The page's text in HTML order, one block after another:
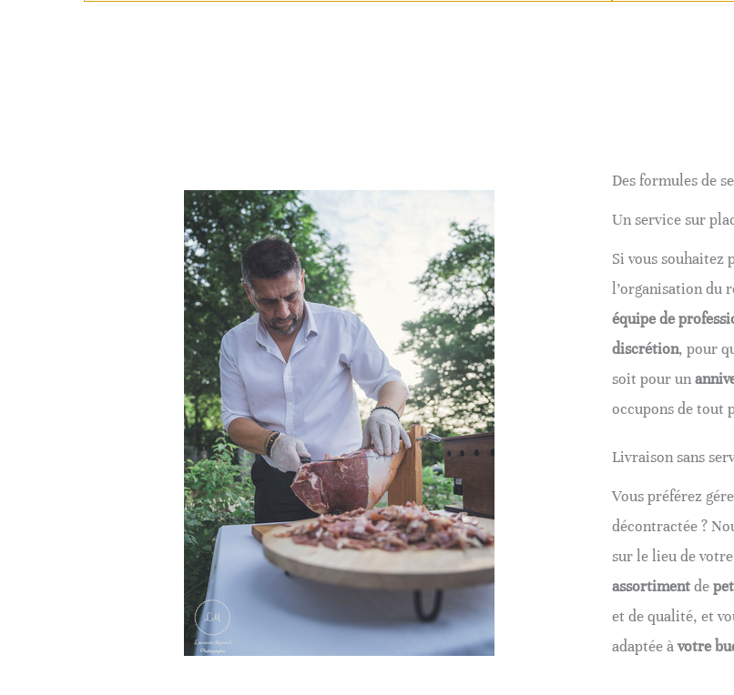
Des formules de
Un service sur
Si vous
l’organisation du
équipe de
discrétion, pour
soit pour un
occupons de tout
Livraison sans
Vous préférez
décontractée ?
sur le lieu de
assortimentde
et de qualité, et
adaptée àvotre